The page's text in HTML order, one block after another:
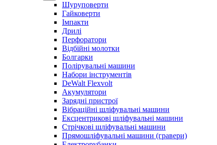
Шуруповерти
Гайковерти
Імпакти
Дрилі
Перфоратори
Відбійні молотки
Болгарки
Полірувальні машини
Набори інструментів
DeWalt Flexvolt
Акумулятори
Зарядні пристрої
Вібраційні шліфувальні машини
Ексцентрикові шліфувальні машини
Стрічкові шліфувальні машини
Прямошліфувальні машини (гравери)